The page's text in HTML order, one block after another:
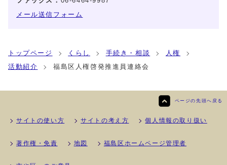
メール送信フォーム
トップページ くらし 手続き・相談
人権
活動紹介
福島区人権啓発推進員連絡会
ページの先頭へ戻る
サイトの使い方 サイトの考え方 個人情報の取り扱い
著作権・免責 地図 福島区ホームページ管理者